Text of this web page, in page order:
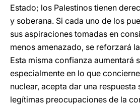
Estado; los Palestinos tienen
y soberana. Si cada uno de los
sus aspiraciones tomadas en
menos amenazado, se reforzará
Esta misma confianza aumentará
especialmente en lo que
nuclear, acepta dar una
legítimas preocupaciones de la